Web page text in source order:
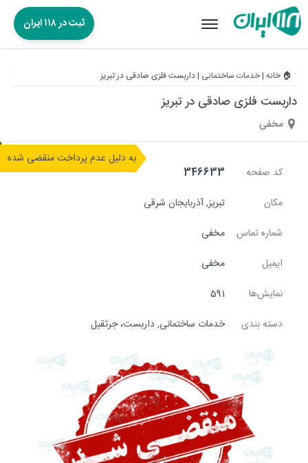
Toggle
ثبت در ۱۱۸ ایران
🏠 خانه|خدمات ساختمانی|داربست فلزی صادقی در تبریز
داربست فلزی صادقی در تبریز
مخفی
به دلیل عدم پرداخت منقضی شده
کد صفحه
346633
مکان
تبریز,آذربایجان شرقی
شماره تماس
مخفی
ایمیل
مخفی
نمایش‌ها
591
دسته بندی
خدمات ساختمانی,داربست، جرثقیل